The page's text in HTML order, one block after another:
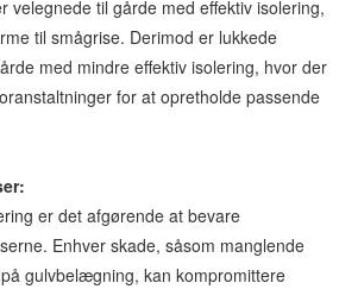
velegnede til gårde med effektiv isolering,
til smågrise. Derimod er lukkede
med mindre effektiv isolering, hvor der
for at opretholde passende
er det afgørende at bevare
Enhver skade, såsom manglende
gulvbelægning, kan kompromittere